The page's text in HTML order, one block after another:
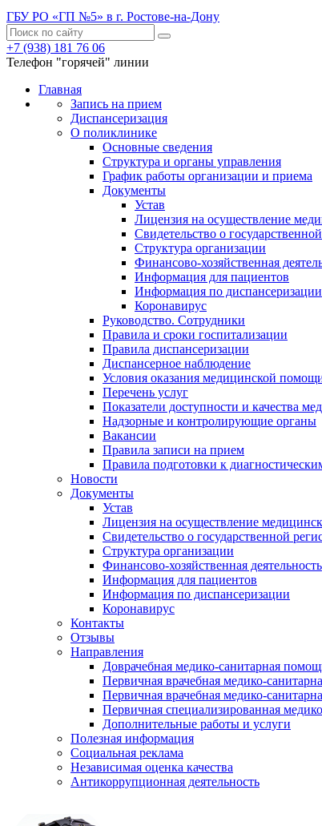
ГБУ РО «ГП №5» в г. Ростове-на-Дону
+7 (938) 181 76 06
Телефон "горячей" линии
Главная
Запись на прием
Диспансеризация
О поликлинике
Основные сведения
Структура и органы управления
График работы организации и приема
Документы
Устав
Лицензия на осуществление
Свидетельство о
Структура организации
Финансово-хозяйственная
Информация для пациентов
Информация по диспансеризации
Коронавирус
Руководство. Сотрудники
Правила и сроки госпитализации
Правила диспансеризации
Диспансерное наблюдение
Условия оказания медицинской
Перечень услуг
Показатели доступности и качества
Надзорные и контролирующие органы
Вакансии
Правила записи на прием
Правила подготовки к
Новости
Документы
Устав
Лицензия на осуществление
Свидетельство о государственной
Структура организации
Финансово-хозяйственная деятельность
Информация для пациентов
Информация по диспансеризации
Коронавирус
Контакты
Отзывы
Направления
Доврачебная медико-санитарная
Первичная врачебная медико-
Первичная врачебная медико-
Первичная специализированная
Дополнительные работы и услуги
Полезная информация
Социальная реклама
Независимая оценка качества
Антикоррупционная деятельность